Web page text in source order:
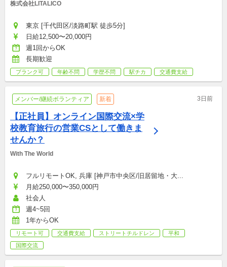
株式会社LITALICO
東京 [千代田区/淡路町駅 徒歩5分]
日給12,500〜20,000円
週1回からOK
長期歓迎
ブランク可 年齢不問 学歴不問 駅チカ 交通費支給
メンバー/継続ボランティア 新着 3日前
【正社員】オンライン国際交流×学
校教育旅行の営業CSとして働きま
せんか？
With The World
フルリモートOK, 兵庫 [神戸市中央区/旧居留地・大...
月給250,000〜350,000円
社会人
週4~5回
1年からOK
リモート可 交通費支給 ストリートチルドレン
平和
国際交流